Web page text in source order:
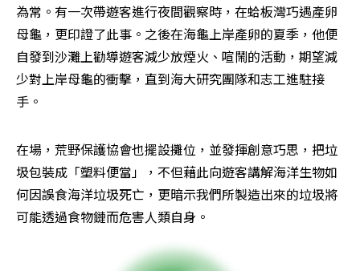
為常。有一次帶遊客進行夜間觀察時，在蛤板灣巧遇產卵
母龜，更印證了此事。之後在海龜上岸產卵的夏季，他便
自發到沙灘上勸導遊客減少放煙火、喧鬧的活動，期望減
少對上岸母龜的衝擊，直到海大研究團隊和志工進駐接
手。
在場，荒野保護協會也擺設攤位，並發揮創意巧思，把垃
圾包裝成「塑料便當」，不但藉此向遊客講解海洋生物如
何因誤食海洋垃圾死亡，更暗示我們所製造出來的垃圾將
可能透過食物鏈而危害人類自身。